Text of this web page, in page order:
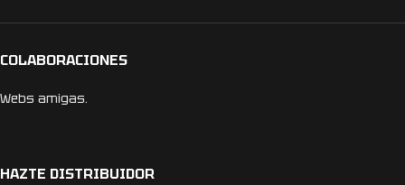
COLABORACIONES
Webs amigas.
HAZTE DISTRIBUIDOR